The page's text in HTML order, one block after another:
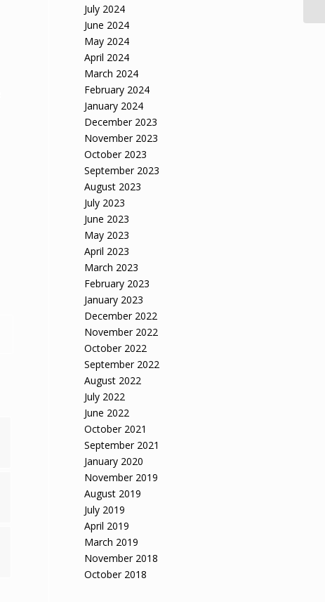
July 2024
June 2024
May 2024
April 2024
March 2024
February 2024
January 2024
December 2023
November 2023
October 2023
September 2023
August 2023
July 2023
June 2023
May 2023
April 2023
March 2023
February 2023
January 2023
December 2022
November 2022
October 2022
September 2022
August 2022
July 2022
June 2022
October 2021
September 2021
January 2020
November 2019
August 2019
July 2019
April 2019
March 2019
November 2018
October 2018